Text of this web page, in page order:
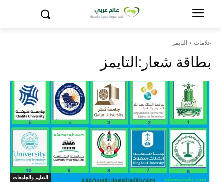
علامات التايمز
بطاقة شعار:التايمز
التعليم والجامعات